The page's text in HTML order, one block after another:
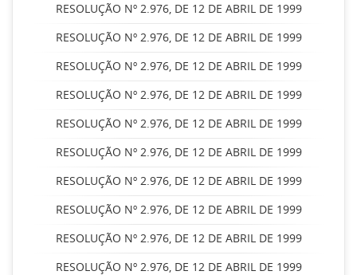
RESOLUÇÃO Nº 2.976, DE 12 DE ABRIL DE 1999
RESOLUÇÃO Nº 2.976, DE 12 DE ABRIL DE 1999
RESOLUÇÃO Nº 2.976, DE 12 DE ABRIL DE 1999
RESOLUÇÃO Nº 2.976, DE 12 DE ABRIL DE 1999
RESOLUÇÃO Nº 2.976, DE 12 DE ABRIL DE 1999
RESOLUÇÃO Nº 2.976, DE 12 DE ABRIL DE 1999
RESOLUÇÃO Nº 2.976, DE 12 DE ABRIL DE 1999
RESOLUÇÃO Nº 2.976, DE 12 DE ABRIL DE 1999
RESOLUÇÃO Nº 2.976, DE 12 DE ABRIL DE 1999
RESOLUÇÃO Nº 2.976, DE 12 DE ABRIL DE 1999